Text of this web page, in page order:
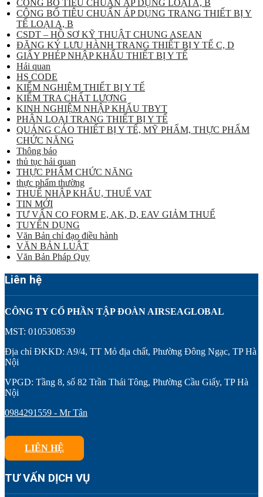
CÔNG BỐ TIÊU CHUẨN ÁP DỤNG LOẠI A, B
CÔNG BỐ TIÊU CHUẨN ÁP DỤNG TRANG THIẾT BỊ Y
TẾ LOẠI A, B
CSDT – HỒ SƠ KỸ THUẬT CHUNG ASEAN
ĐĂNG KÝ LƯU HÀNH TRANG THIẾT BỊ Y TẾ C, D
GIẤY PHÉP NHẬP KHẨU THIẾT BỊ Y TẾ
Hải quan
HS CODE
KIỂM NGHIỆM THIẾT BỊ Y TẾ
KIỂM TRA CHẤT LƯỢNG
KINH NGHIỆM NHẬP KHẨU TBYT
PHÂN LOẠI TRANG THIẾT BỊ Y TẾ
QUẢNG CÁO THIẾT BỊ Y TẾ, MỸ PHẨM, THỰC PHẨM
CHỨC NĂNG
Thông báo
thủ tục hải quan
THỰC PHẨM CHỨC NĂNG
thực phẩm thường
THUẾ NHẬP KHẨU, THUẾ VAT
TIN MỚI
TƯ VẤN CO FORM E, AK, D, EAV GIẢM THUẾ
TUYỂN DỤNG
Văn Bản chỉ đạo điều hành
VĂN BẢN LUẬT
Văn Bản Pháp Quy
Liên hệ
CÔNG TY CỔ PHẦN TẬP ĐOÀN AIRSEAGLOBAL
MST: 0105308539
Địa chỉ ĐKKD: A9/4, TT Mỏ địa chất, Phường Đông Ngạc, TP Hà
Nội
VPGD: Tầng 8, số 82 Trần Thái Tông, Phường Cầu Giấy, TP Hà
Nội
0984291559 - Mr Tân
LIÊN HỆ
TƯ VẤN DỊCH VỤ